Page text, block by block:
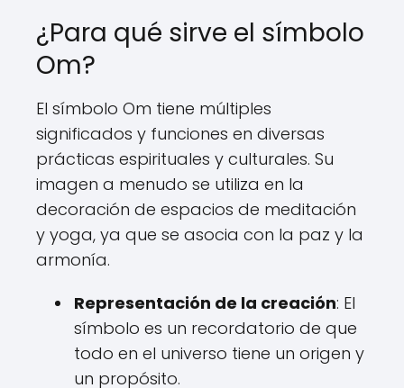
¿Para qué sirve el símbolo
Om?
El símbolo Om tiene múltiples
significados y funciones en diversas
prácticas espirituales y culturales. Su
imagen a menudo se utiliza en la
decoración de espacios de meditación
y yoga, ya que se asocia con la paz y la
armonía.
Representación de la creación: El
símbolo es un recordatorio de que
todo en el universo tiene un origen y
un propósito.